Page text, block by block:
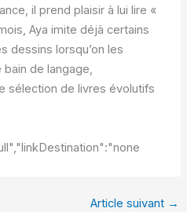
il prend plaisir à lui lire «
Aya imite déjà certains
dessins lorsqu’on les
de langage,
sélection de livres évolutifs
Article suivant →